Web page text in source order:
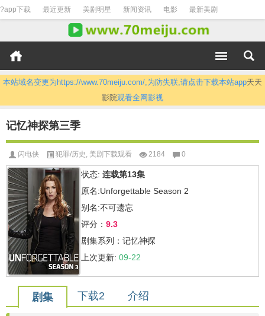
?app下载 最近更新 美剧明星 新闻资讯 电影 最新美剧
本站域名变更为https://www.70meiju.com/,为防失联,请点击下载本站app天天
影院观看全网影视
记忆神探第三季
闪电侠 犯罪/历史 , 美剧下载观看 2184 0
状态: 连载第13集
原名:Unforgettable Season 2
别名:不可遗忘
评分： 9.3
剧集系列：记忆神探
上次更新: 09-22
剧集 下载2 介绍